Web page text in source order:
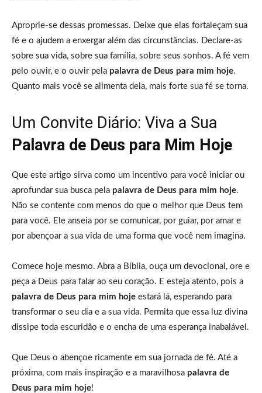
Aproprie-se dessas promessas. Deixe que elas fortaleçam sua
fé e o ajudem a enxergar além das circunstâncias. Declare-as
sobre sua vida, sobre sua família, sobre seus sonhos. A fé vem
pelo ouvir, e o ouvir pela palavra de Deus para mim hoje.
Quanto mais você se alimenta dela, mais forte sua fé se torna.
Um Convite Diário: Viva a Sua
Palavra de Deus para Mim Hoje
Que este artigo sirva como um incentivo para você iniciar ou
aprofundar sua busca pela palavra de Deus para mim hoje.
Não se contente com menos do que o melhor que Deus tem
para você. Ele anseia por se comunicar, por guiar, por amar e
por abençoar a sua vida de uma forma que você nem imagina.
Comece hoje mesmo. Abra a Bíblia, ouça um devocional, ore e
peça a Deus para falar ao seu coração. E esteja atento, pois a
palavra de Deus para mim hoje estará lá, esperando para
transformar o seu dia e a sua vida. Permita que essa luz divina
dissipe toda escuridão e o encha de uma esperança inabalável.
Que Deus o abençoe ricamente em sua jornada de fé. Até a
próxima, com mais inspiração e a maravilhosa palavra de
Deus para mim hoje!